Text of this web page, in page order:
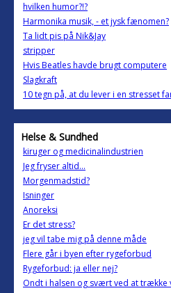
hvilken humor?!?
Harmonika musik, - et jysk fænomen?
Ta lidt pis på Nik&Jay
stripper
Hvis Beatles havde brugt computere
Slagkraft
10 tegn på, at du lever i en stresset
Helse & Sundhed
kiruger og medicinalindustrien
Jeg fryser altid...
Morgenmadstid?
Isninger
Anoreksi
Er det stress?
jeg vil tabe mig på denne måde
Flere går i byen efter rygeforbud
Rygeforbud: ja eller nej?
Ondt i halsen og svært ved at trække